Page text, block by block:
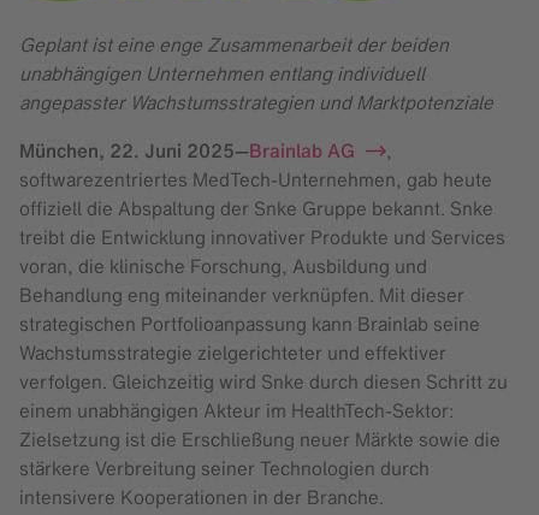
Geplant ist eine enge Zusammenarbeit der beiden
unabhängigen Unternehmen entlang individuell
angepasster Wachstumsstrategien und Marktpotenziale
München, 22. Juni 2025—Brainlab AG
,
softwarezentriertes MedTech-Unternehmen, gab heute
offiziell die Abspaltung der Snke Gruppe bekannt. Snke
treibt die Entwicklung innovativer Produkte und Services
voran, die klinische Forschung, Ausbildung und
Behandlung eng miteinander verknüpfen. Mit dieser
strategischen Portfolioanpassung kann Brainlab seine
Wachstumsstrategie zielgerichteter und effektiver
verfolgen. Gleichzeitig wird Snke durch diesen Schritt zu
einem unabhängigen Akteur im HealthTech-Sektor:
Zielsetzung ist die Erschließung neuer Märkte sowie die
stärkere Verbreitung seiner Technologien durch
intensivere Kooperationen in der Branche.